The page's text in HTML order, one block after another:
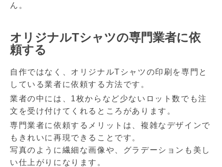
ん。
オリジナルTシャツの専門業者に依
頼する
自作ではなく、オリジナルTシャツの印刷を専門と
している業者に依頼する方法です。
業者の中には、1枚からなど少ないロット数でも注
文を受け付けてくれるところがあります。
専門業者に依頼するメリットは、複雑なデザインで
もきれいに再現できることです。
写真のように繊細な画像や、グラデーションも美し
い仕上がりになります。